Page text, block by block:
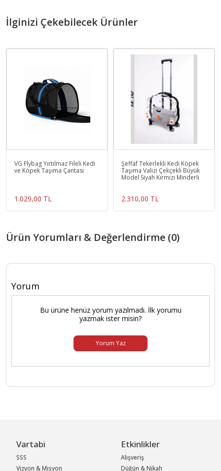
İlginizi Çekebilecek Ürünler
VG Flybag Yırtılmaz Fileli Kedi
ve Köpek Taşıma Çantası
1.029,00 TL
Şeffaf Tekerlekli Kedi Köpek
Taşıma Valizi Çekçekli Büyük
Model Siyah Kırmızı Minderli
2.310,00 TL
Ürün Yorumları & Değerlendirme (0)
Yorum
Bu ürüne henüz yorum yazılmadı. İlk yorumu
yazmak ister misin?
Yorum Yaz
Vartabi
SSS
Vizyon & Misyon
Etkinlikler
Alışveriş
Düğün & Nikah